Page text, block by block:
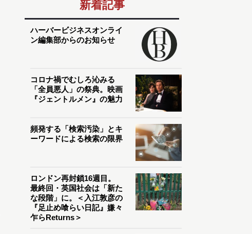
新着記事
ハーバービジネスオンライ
ン編集部からのお知らせ
コロナ禍でむしろ沁みる
「全員悪人」の祭典。映画
『ジェントルメン』の魅力
頻発する「検索汚染」とキ
ーワードによる検索の限界
ロンドン再封鎖16週目。
最終回・英国社会は「新た
な段階」に。＜入江敦彦の
『足止め喰らい日記』嫌々
乍らReturns＞